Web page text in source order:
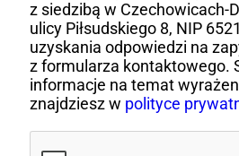
z siedzibą w Czechowicach-
ulicy Piłsudskiego 8, NIP
uzyskania odpowiedzi na
z formularza kontaktowego.
informacje na temat
znajdziesz w polityce